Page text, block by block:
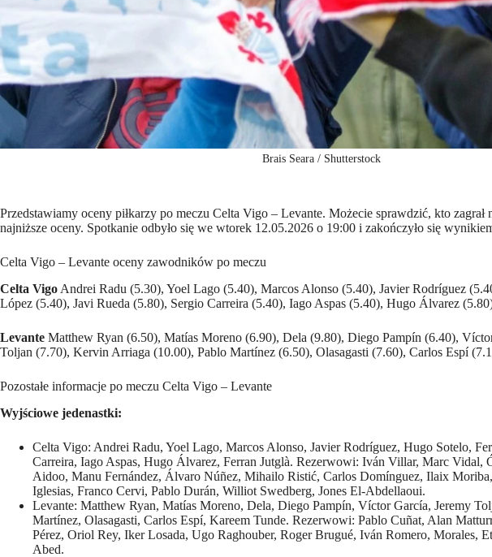
Brais Seara / Shutterstock
Przedstawiamy oceny piłkarzy po meczu Celta Vigo – Levante. Możecie sprawdzić, kto zagrał
najniższe oceny. Spotkanie odbyło się we wtorek 12.05.2026 o 19:00 i zakończyło się
Celta Vigo – Levante oceny zawodników po meczu
Celta Vigo Andrei Radu (5.30), Yoel Lago (5.40), Marcos Alonso (5.40), Javier Rodríguez
López (5.40), Javi Rueda (5.80), Sergio Carreira (5.40), Iago Aspas (5.40), Hugo Álvarez
Levante Matthew Ryan (6.50), Matías Moreno (6.90), Dela (9.80), Diego Pampín (6.40),
Toljan (7.70), Kervin Arriaga (10.00), Pablo Martínez (6.50), Olasagasti (7.60), Carlos Espí
Pozostałe informacje po meczu Celta Vigo – Levante
Wyjściowe jedenastki:
Celta Vigo: Andrei Radu, Yoel Lago, Marcos Alonso, Javier Rodríguez, Hugo Sotelo,
Carreira, Iago Aspas, Hugo Álvarez, Ferran Jutglà. Rezerwowi: Iván Villar, Marc Vidal,
Aidoo, Manu Fernández, Álvaro Núñez, Mihailo Ristić, Carlos Domínguez, Ilaix
Iglesias, Franco Cervi, Pablo Durán, Williot Swedberg, Jones El-Abdellaoui.
Levante: Matthew Ryan, Matías Moreno, Dela, Diego Pampín, Víctor García, Jeremy
Martínez, Olasagasti, Carlos Espí, Kareem Tunde. Rezerwowi: Pablo Cuñat, Alan
Pérez, Oriol Rey, Iker Losada, Ugo Raghouber, Roger Brugué, Iván Romero, Morales,
Abed.